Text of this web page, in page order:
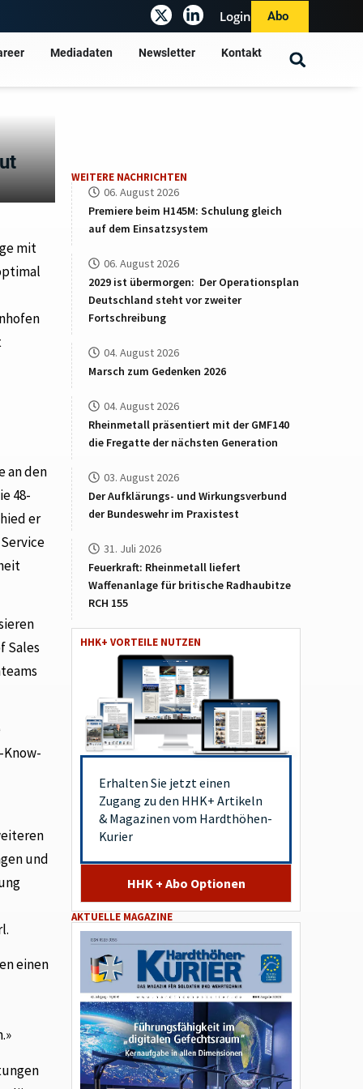
Login Abo
Mediadaten Newsletter Kontakt
mit
an den
48-
er
Sales
Know-
und
einen
WEITERE NACHRICHTEN
06. August 2026
Premiere beim H145M: Schulung gleich
auf dem Einsatzsystem
06. August 2026
2029 ist übermorgen: Der Operationsplan
Deutschland steht vor zweiter
Fortschreibung
04. August 2026
Marsch zum Gedenken 2026
04. August 2026
Rheinmetall präsentiert mit der GMF140
die Fregatte der nächsten Generation
03. August 2026
Der Aufklärungs- und Wirkungsverbund
der Bundeswehr im Praxistest
31. Juli 2026
Feuerkraft: Rheinmetall liefert
Waffenanlage für britische Radhaubitze
RCH 155
HHK+ VORTEILE NUTZEN
Erhalten Sie jetzt einen
Zugang zu den HHK+ Artikeln
& Magazinen vom Hardthöhen-
Kurier
HHK + Abo Optionen
AKTUELLE MAGAZINE